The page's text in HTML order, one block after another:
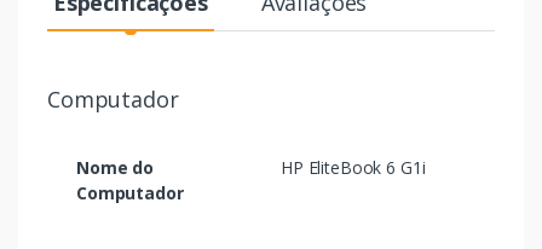
Computador
Nome do
Computador
HP EliteBook 6 G1i